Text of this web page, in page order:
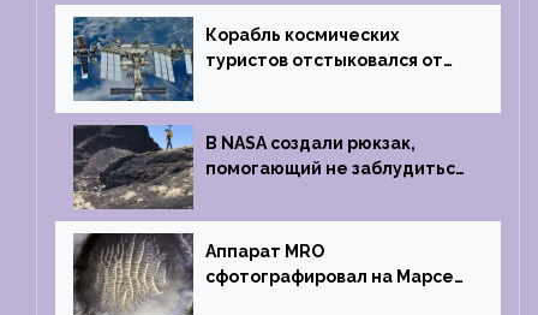
Корабль космических
туристов отстыковался от
на Землю
В NASA создали рюкзак,
помогающий не заблудиться
Аппарат MRO
сфотографировал на Марсе